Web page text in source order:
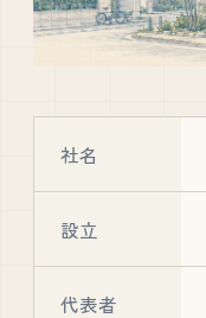
社名
設立
代表者